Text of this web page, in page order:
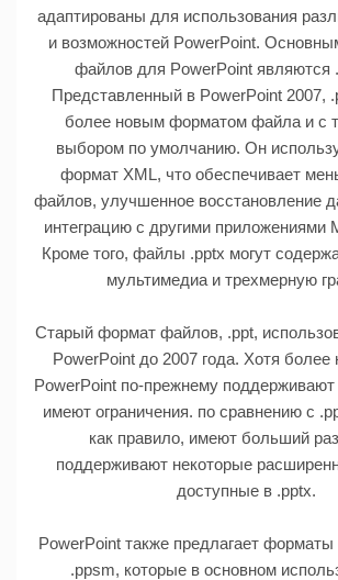
адаптированы для использования
и возможностей PowerPoint.
файлов для PowerPoint являются
Представленный в PowerPoint 2007,
более новым форматом файла и с
выбором по умолчанию. Он
формат XML, что обеспечивает
файлов, улучшенное восстановление
интеграцию с другими приложениями
Кроме того, файлы .pptx могут
мультимедиа и трехмерную
Старый формат файлов, .ppt,
PowerPoint до 2007 года. Хотя более
PowerPoint по-прежнему
имеют ограничения. по сравнению с
как правило, имеют больший
поддерживают некоторые
доступные в .pptx.
PowerPoint также предлагает
.ppsm, которые в основном